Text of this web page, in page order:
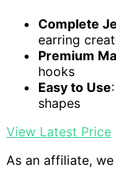
Complete
earring
Premium
hooks
Easy to Use
shapes
View Latest Price
As an affiliate,